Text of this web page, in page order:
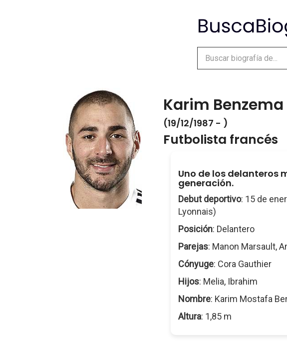
Karim Benzema
(19/12/1987 - )
Futbolista francés
Uno de los delanteros
generación.
Debut deportivo: 15 de
Lyonnais)
Posición: Delantero
Parejas: Manon Marsault,
Cónyuge: Cora Gauthier
Hijos: Melia, Ibrahim
Nombre: Karim Mostafa
Altura: 1,85 m